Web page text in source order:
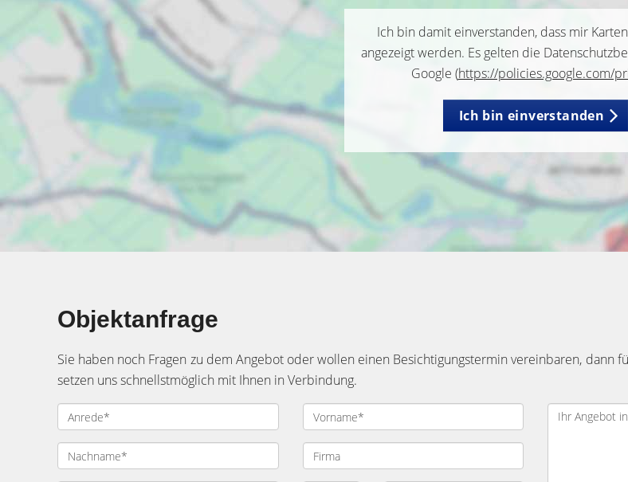
Ich bin damit einverstanden, dass mir
angezeigt werden. Es gelten die
Google (https://policies.google.com/
Ich bin einverstanden
Objektanfrage
Sie haben noch Fragen zu dem Angebot oder wollen einen Besichtigungstermin vereinbaren, dann
setzen uns schnellstmöglich mit Ihnen in Verbindung.